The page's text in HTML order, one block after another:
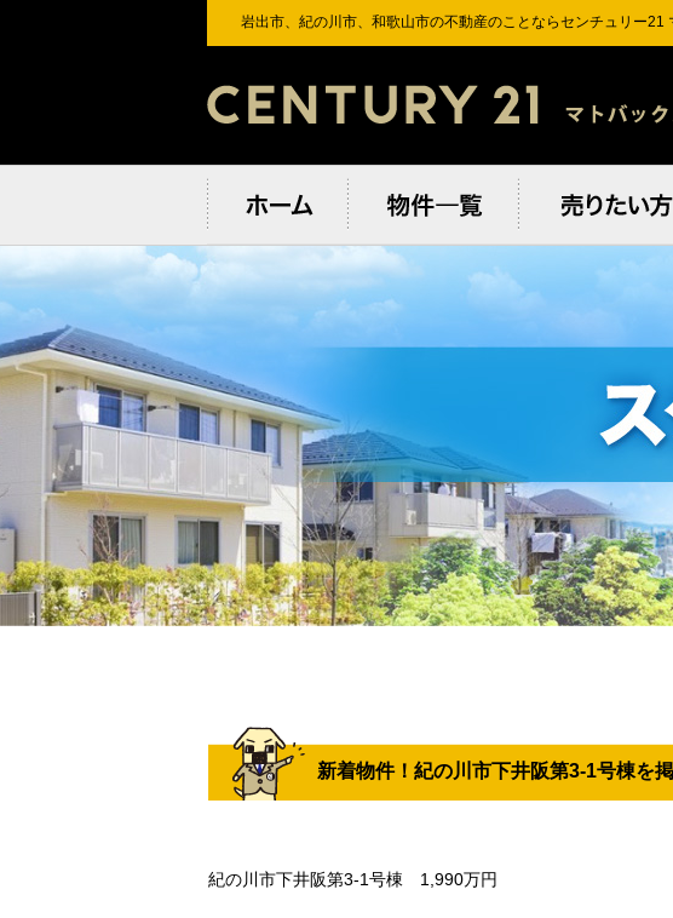
岩出市、紀の川市、和歌⼭市の不動産のことならセンチュリー21
新着物件！紀の川市下井阪第3-1号棟を
紀の川市下井阪第3-1号棟 1,990万円